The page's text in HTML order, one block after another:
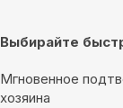
Выбирайте
Мгновенное
хозяина